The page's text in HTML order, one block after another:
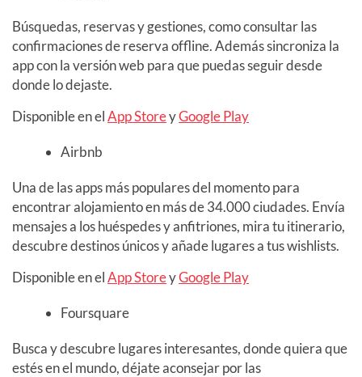
Búsquedas, reservas y gestiones, como consultar las
confirmaciones de reserva offline. Además sincroniza la
app con la versión web para que puedas seguir desde
donde lo dejaste.
Disponible en elApp StoreyGoogle Play
Airbnb
Una de las apps más populares del momento para
encontrar alojamiento en más de 34.000 ciudades. Envía
mensajes a los huéspedes y anfitriones, mira tu itinerario,
descubre destinos únicos y añade lugares a tus wishlists.
Disponible en elApp StoreyGoogle Play
Foursquare
Busca y descubre lugares interesantes, donde quiera que
estés en el mundo, déjate aconsejar por las